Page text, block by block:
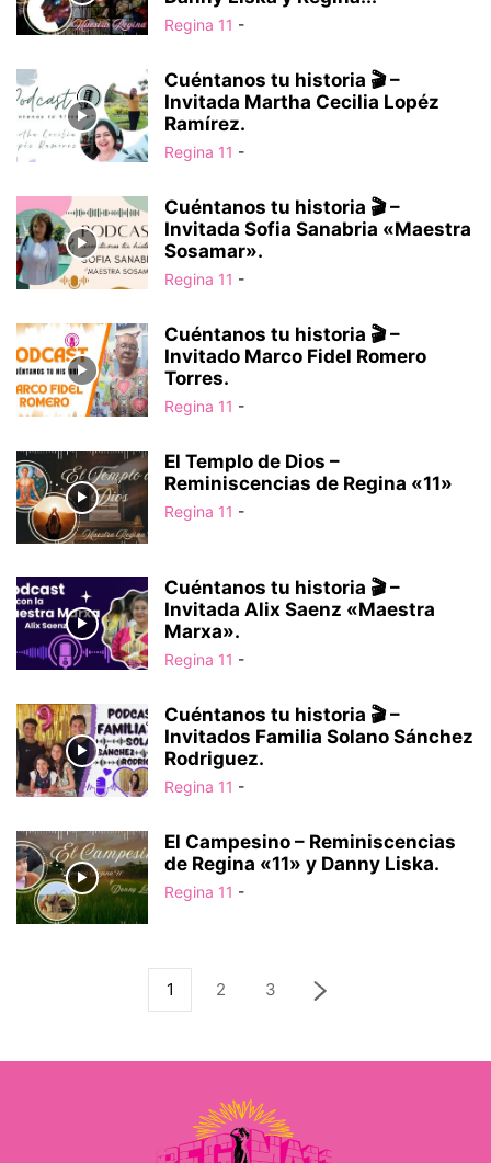
Regina 11 -
Cuéntanos tu historia 🎬 –
Invitada Martha Cecilia Lopéz
Ramírez.
Regina 11 -
Cuéntanos tu historia 🎬 –
Invitada Sofia Sanabria «Maestra
Sosamar».
Regina 11 -
Cuéntanos tu historia 🎬 –
Invitado Marco Fidel Romero
Torres.
Regina 11 -
El Templo de Dios –
Reminiscencias de Regina «11»
Regina 11 -
Cuéntanos tu historia 🎬 –
Invitada Alix Saenz «Maestra
Marxa».
Regina 11 -
Cuéntanos tu historia 🎬 –
Invitados Familia Solano Sánchez
Rodriguez.
Regina 11 -
El Campesino – Reminiscencias
de Regina «11» y Danny Liska.
Regina 11 -
1 2 3